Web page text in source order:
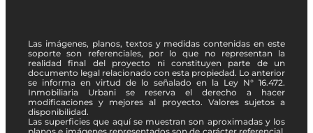
Las imágenes, planos, textos y medidas contenidas en este
soporte son referenciales, por lo que no representan la
realidad final del proyecto ni constituyen parte de un
documento legal relacionado con esta propiedad. Lo anterior
se informa en virtud de lo señalado en la Ley N° 16.472.
Inmobiliaria Urbani se reserva el derecho a hacer
modificaciones y mejores al proyecto. Valores sujetos a
disponibilidad.
Las superficies que aquí se muestran son aproximadas y los